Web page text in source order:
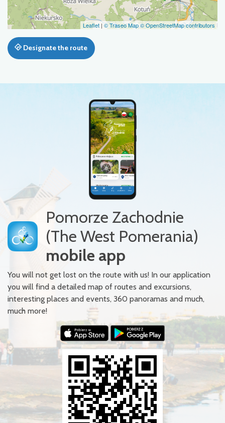
Leaflet | © Traseo Map© OpenStreetMap contributors
Designate the route
Pomorze Zachodnie
(The West Pomerania)
mobile app
You will not get lost on the route with us! In our application
you will find a detailed map of routes and excursions,
interesting places and events, 360 panoramas and much,
much more!